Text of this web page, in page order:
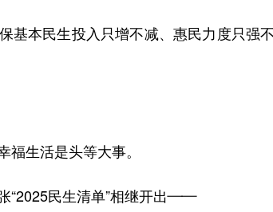
本民生投入只增不减、惠民力度只强
生活是头等大事。
民生清单”相继开出——